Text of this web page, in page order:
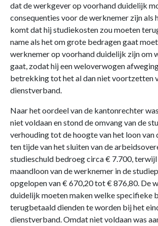
dat de werkgever op voorhand duidelijk
consequenties voor de werknemer zijn als
komt dat hij studiekosten zou moeten
name als het om grote bedragen gaat
werknemer op voorhand duidelijk zijn om
gaat, zodat hij een weloverwogen
betrekking tot het al dan niet voortzetten
dienstverband.
Naar het oordeel van de kantonrechter
niet voldaan en stond de omvang van de
verhouding tot de hoogte van het loon van
ten tijde van het sluiten van de
studieschuld bedroeg circa € 7.700,
maandloon van de werknemer in de
opgelopen van € 670,20 tot € 876,80. De
duidelijk moeten maken welke specifieke
terugbetaald dienden te worden bij het
dienstverband. Omdat niet voldaan was